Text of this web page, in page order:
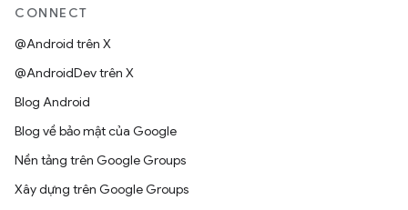
CONNECT
@Android trên X
@AndroidDev trên X
Blog Android
Blog về bảo mật của Google
Nền tảng trên Google Groups
Xây dựng trên Google Groups